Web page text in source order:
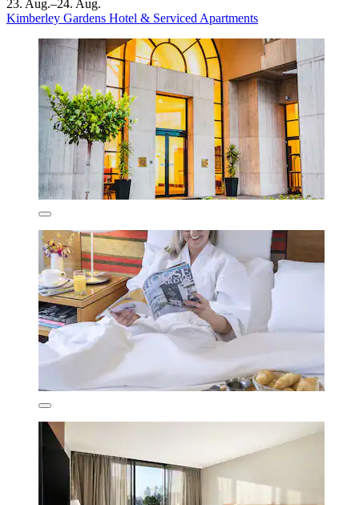
23. Aug.–24. Aug.
Kimberley Gardens Hotel & Serviced Apartments